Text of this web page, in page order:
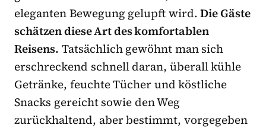
eleganten Bewegung gelupft wird.Die Gäste
schätzen diese Art des komfortablen
Reisens. Tatsächlich gewöhnt man sich
erschreckend schnell daran, überall kühle
Getränke, feuchte Tücher und köstliche
Snacks gereicht sowie den Weg
zurückhaltend, aber bestimmt, vorgegeben